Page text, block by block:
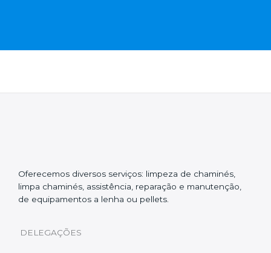
Oferecemos diversos serviços: limpeza de chaminés,
limpa chaminés, assistência, reparação e manutenção,
de equipamentos a lenha ou pellets.
DELEGAÇÕES